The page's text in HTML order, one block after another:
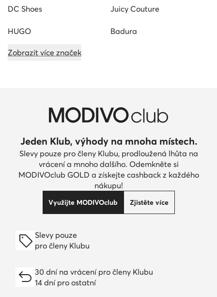
DC Shoes Juicy Couture
HUGO Badura
Zobrazit více značek
Jeden Klub, výhody na mnoha místech.
Slevy pouze pro členy Klubu, prodloužená lhůta na
vrácení a mnoho dalšího. Odemkněte si
MODIVOclub GOLD a získejte cashback z každého
nákupu!
Využijte MODIVOclub Zjistěte více
Slevy pouze
pro členy Klubu
30 dní na vrácení pro členy Klubu
14 dní pro ostatní